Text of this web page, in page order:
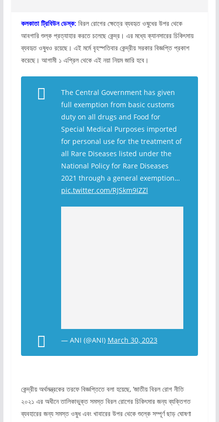
কলকাতা ট্রিবিউন ডেস্ক: বিরল রোগের ক্ষেত্রে ব্যবহৃত ওষুধের উপর থেকে
আবগারি শুল্ক প্রত্যাহার করতে চলেছে কেন্দ্র। এর মধ্যে ক্যানসারের চিকিৎসায়
ব্যবহৃত ওষুধও রয়েছে। এই মর্মে বৃহস্পতিবার কেন্দ্রীয় সরকার বিজ্ঞপ্তি প্রকাশ
করেছে। আগামী ১ এপ্রিল থেকে এই নয়া নিয়ম জারি হবে।
The Central Government has given
full exemption from basic customs
duty on all drugs and Food for
Special Medical Purposes imported
for personal use for the treatment of
all Rare Diseases listed under the
National Policy for Rare Diseases
2021 through a general exemption…
pic.twitter.com/RJSkm9IZZl
— ANI (@ANI) March 30, 2023
কেন্দ্রীয় অর্থমন্ত্রকের তরফে বিজ্ঞপ্তিতে বলা হয়েছে, ‘জাতীয় বিরল রোগ নীতি
২০২১ এর অধীনে তালিকাভুক্ত সমস্ত বিরল রোগের চিকিৎসার জন্য ব্যক্তিগত
ব্যবহারের জন্য সমস্ত ওষুধ এবং খাবারের উপর থেকে শুল্কে সম্পূর্ণ ছাড় ঘোষণা